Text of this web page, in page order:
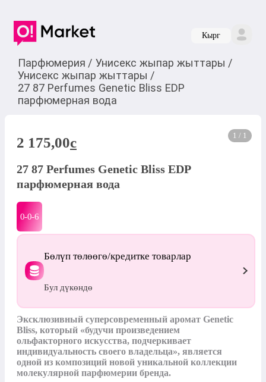
Кырг
Парфюмерия / Унисекс жыпар жыттары /
Унисекс жыпар жыттары /
27 87 Perfumes Genetic Bliss EDP
парфюмерная вода
1 / 1
2 175,00c
27 87 Perfumes Genetic Bliss EDP
парфюмерная вода
0-0-6
Бөлүп төлөөгө/кредитке товарлар
Бул дүкөндө
Эксклюзивный суперсовременный аромат Genetic
Bliss, который «будучи произведением
ольфакторного искусства, подчеркивает
индивидуальность своего владельца», является
одной из композиций новой уникальной коллекции
молекулярной парфюмерии бренда.